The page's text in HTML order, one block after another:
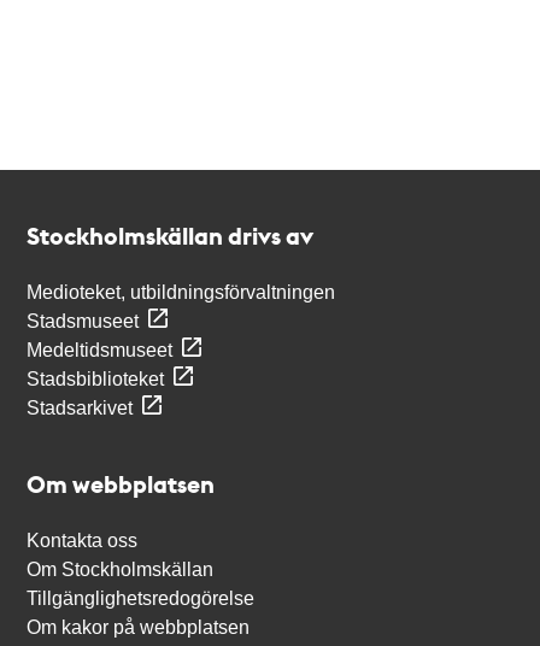
Stockholmskällan drivs av
Medioteket, utbildningsförvaltningen
Stadsmuseet
Medeltidsmuseet
Stadsbiblioteket
Stadsarkivet
Om webbplatsen
Kontakta oss
Om Stockholmskällan
Tillgänglighetsredogörelse
Om kakor på webbplatsen